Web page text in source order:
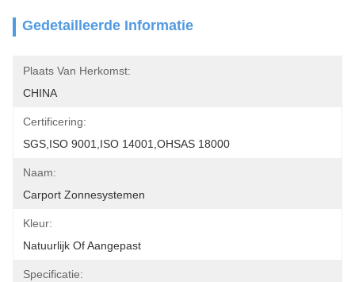
Gedetailleerde Informatie
Plaats Van Herkomst:
CHINA
Certificering:
SGS,ISO 9001,ISO 14001,OHSAS 18000
Naam:
Carport Zonnesystemen
Kleur:
Natuurlijk Of Aangepast
Specificatie: